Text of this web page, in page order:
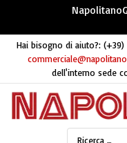
Hai bisogno di aiuto?: (+39)
dell'interno sede